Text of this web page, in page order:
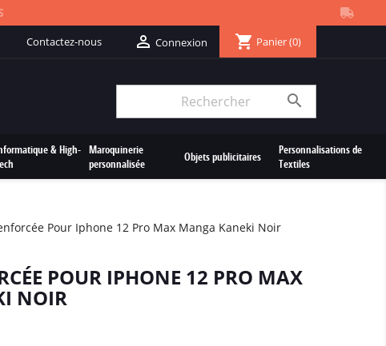
Contactez-nous  Connexion shopping_cart Panier(0)

& High- Maroquinerie
personnalisée
Objets publicitaires
Personnalisations de
Textiles
Pour Iphone 12 Pro Max Manga Kaneki Noir
POUR IPHONE 12 PRO MAX
NOIR